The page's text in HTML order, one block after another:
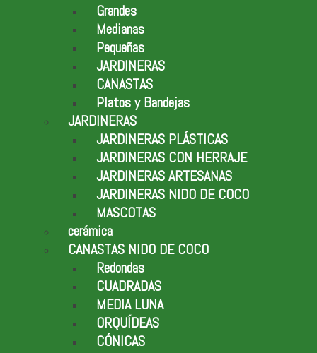
Grandes
Medianas
Pequeñas
JARDINERAS
CANASTAS
Platos y Bandejas
JARDINERAS
JARDINERAS PLÁSTICAS
JARDINERAS CON HERRAJE
JARDINERAS ARTESANAS
JARDINERAS NIDO DE COCO
MASCOTAS
cerámica
CANASTAS NIDO DE COCO
Redondas
CUADRADAS
MEDIA LUNA
ORQUÍDEAS
CÓNICAS